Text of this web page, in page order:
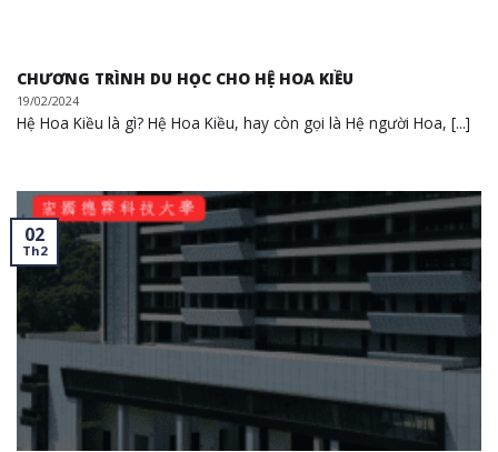
CHƯƠNG TRÌNH DU HỌC CHO HỆ HOA KIỀU
19/02/2024
Hệ Hoa Kiều là gì? Hệ Hoa Kiều, hay còn gọi là Hệ người Hoa, [...]
02
Th2